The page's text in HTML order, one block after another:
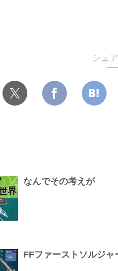
シェ
なんでその考えが
FFファーストソルジャ